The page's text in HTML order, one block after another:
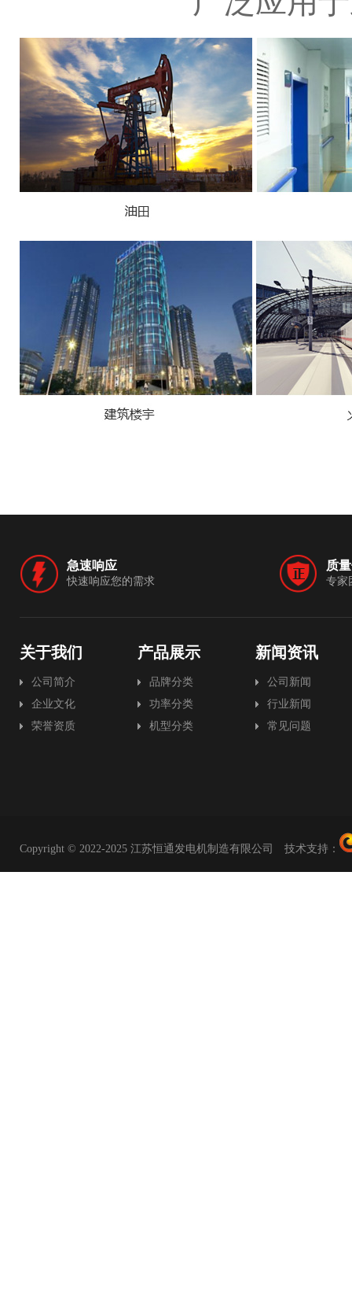
急速响应
快速响应您的需求
质
专家
关于我们
公司简介
企业文化
荣誉资质
产品展示
品牌分类
功率分类
机型分类
新闻资讯
公司新闻
行业新闻
常见问题
Copyright © 2022-2025 江苏恒通发电机制造有限公司 技术支持：